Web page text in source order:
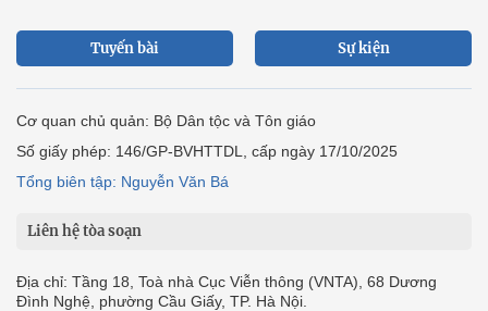
Tuyến bài Sự kiện
Cơ quan chủ quản: Bộ Dân tộc và Tôn giáo
Số giấy phép: 146/GP-BVHTTDL, cấp ngày 17/10/2025
Tổng biên tập: Nguyễn Văn Bá
Liên hệ tòa soạn
Địa chỉ: Tầng 18, Toà nhà Cục Viễn thông (VNTA), 68 Dương
Đình Nghệ, phường Cầu Giấy, TP. Hà Nội.